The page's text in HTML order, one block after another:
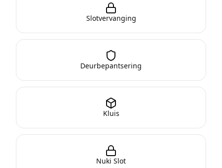
Slotvervanging
Deurbepantsering
Kluis
Nuki Slot